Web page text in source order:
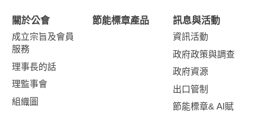
關於公會
成立宗旨及會員
服務
理事長的話
理監事會
組織圖
節能標章產品
訊息與活動
資訊活動
政府政策與調查
政府資源
出口管制
節能標章& AI賦